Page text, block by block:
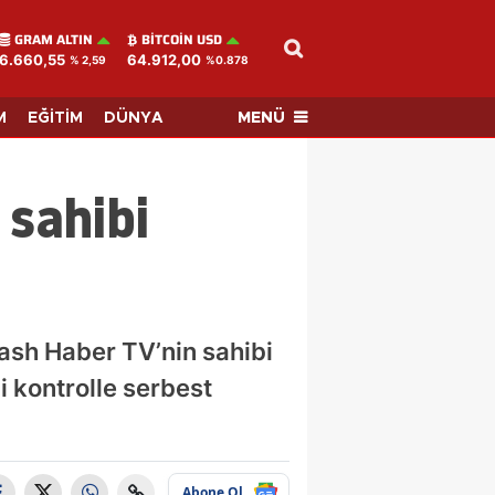
GRAM ALTIN
6.660,55 % 2,59
BITCOIN USD
64.912,00 %0.878
EĞİTİM DÜNYA MENÜ
Haber TV’nin sahibi
kontrolle serbest